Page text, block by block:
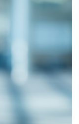
囲内
一部を他
ます。
高い委
管理・